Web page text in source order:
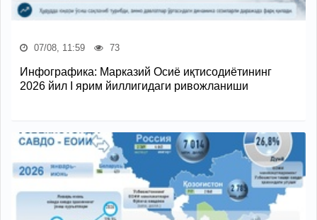
07/08, 11:59 73
Инфографика: Марказий Осиё иқтисодиётининг
2026 йил I ярим йиллигидаги ривожланиши